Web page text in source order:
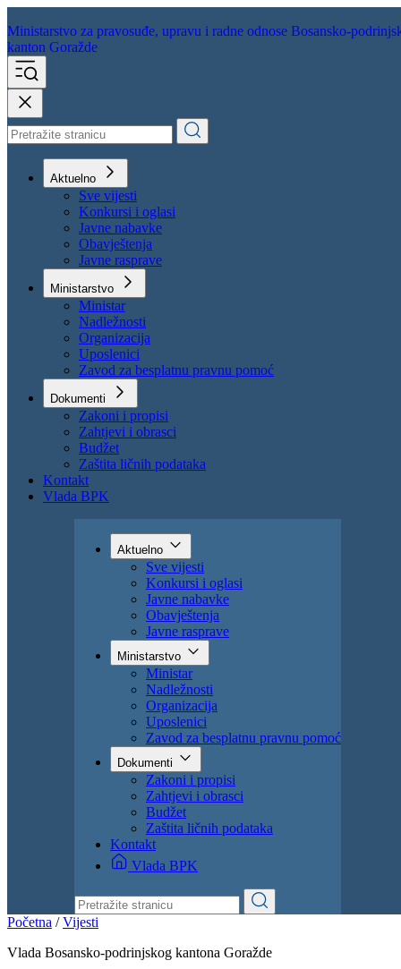
Ministarstvo za pravosuđe,
kanton Goražde
Aktuelno
Sve vijesti
Konkursi i oglasi
Javne nabavke
Obavještenja
Javne rasprave
Ministarstvo
Ministar
Nadležnosti
Organizacija
Uposlenici
Zavod za besplatnu pravnu pomoć
Dokumenti
Zakoni i propisi
Zahtjevi i obrasci
Budžet
Vlada BPK
Aktuelno
Sve vijesti
Konkursi i oglasi
Javne nabavke
Obavještenja
Javne rasprave
Ministarstvo
Ministar
Nadležnosti
Organizacija
Uposlenici
Zavod za besplatnu pravnu pomoć
Dokumenti
Zakoni i propisi
Zahtjevi i obrasci
Budžet
Zaštita ličnih podataka
Kontakt
Vlada BPK